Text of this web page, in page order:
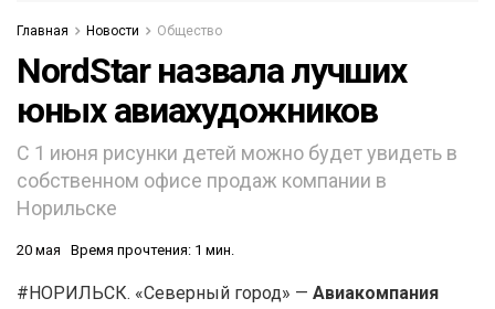
Главная Новости Общество
NordStar назвала лучших
юных авиахудожников
С 1 июня рисунки детей можно будет увидеть в
собственном офисе продаж компании в
Норильске
20 мая Время прочтения: 1 мин.
#НОРИЛЬСК. «Северный город» — Авиакомпания